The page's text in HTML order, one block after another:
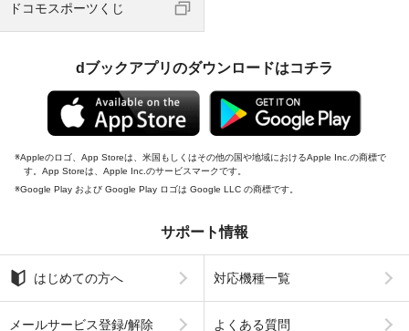
ドコモスポーツくじ
dブックアプリのダウンロードはコチラ
Appleのロゴ、App Storeは、米国もしくはその他の国や地域におけるApple Inc.の商標で
す。App Storeは、Apple Inc.のサービスマークです。
Google Play および Google Play ロゴは Google LLC の商標です。
サポート情報
はじめての方へ 対応機種一覧
メールサービス登録/解除 よくある質問